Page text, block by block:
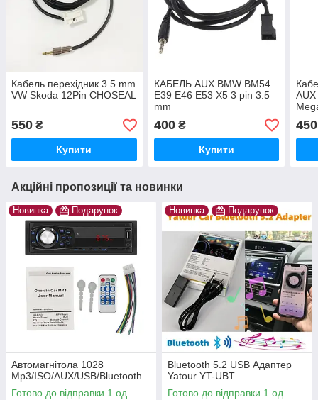
Кабель перехідник 3.5 mm
VW Skoda 12Pin CHOSEAL
550 ₴
Купити
КАБЕЛЬ AUX BMW BM54
E39 E46 E53 X5 3 pin 3.5
mm
400₴
Купити
450
Акційні пропозиції та новинки
Новинка Подарунок
Автомагнітола 1028
Mp3/ISO/AUX/USB/Bluetooth
Готово до відправки 1 од.
Новинка Подарунок
Bluetooth 5.2 USB Адаптер
Yatour YT-UBT
Готово до відправки 1 од.